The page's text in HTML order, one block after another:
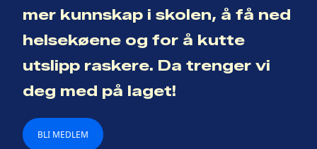
mer kunnskap i skolen, å få ned
helsekøene og for å kutte
utslipp raskere. Da trenger vi
deg med på laget!
BLI MEDLEM